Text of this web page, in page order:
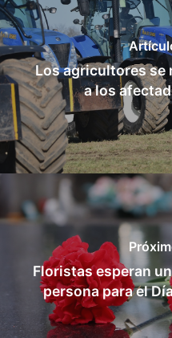
Los agricultores se
a los
Floristas esperan
persona para el